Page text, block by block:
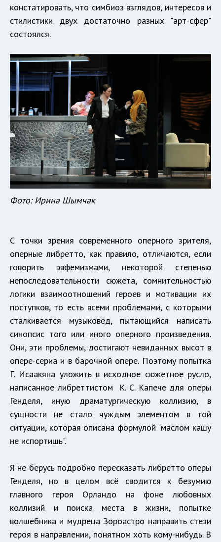
констатировать, что симбиоз взглядов, интересов и
стилистики двух достаточно разных "арт-сфер"
состоялся.
Фото: Ирина Шымчак
С точки зрения современного оперного зрителя,
оперные либретто, как правило, отличаются, если
говорить эвфемизмами, некоторой степенью
непоследовательности сюжета, сомнительностью
логики взаимоотношений героев и мотивации их
поступков, то есть всеми проблемами, с которыми
сталкивается музыковед, пытающийся написать
синопсис того или иного оперного произведения.
Они, эти проблемы, достигают невиданных высот в
опере-сериа и в барочной опере. Поэтому попытка
Г. Исаакяна уложить в исходное сюжетное русло,
написанное либреттистом К. С. Капече для оперы
Генделя, иную драматургическую коллизию, в
сущности не стало чуждым элементом в той
ситуации, которая описана формулой "маслом кашу
не испортишь".
Я не берусь подробно пересказать либретто оперы
Генделя, но в целом всё сводится к безумию
главного героя Орландо на фоне любовных
коллизий и поиска места в жизни, попытке
волшебника и мудреца Зороастро направить стези
героя в направлении, понятном хоть кому-нибудь. В